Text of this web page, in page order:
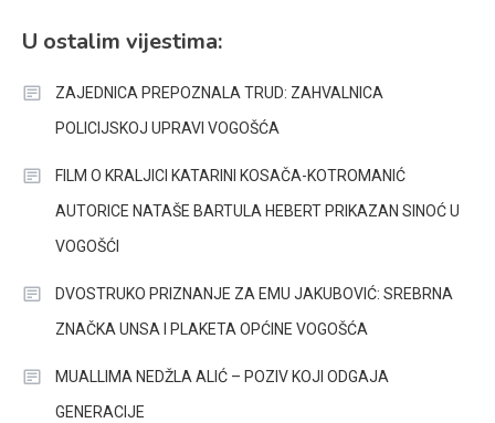
U ostalim vijestima:
ZAJEDNICA PREPOZNALA TRUD: ZAHVALNICA
POLICIJSKOJ UPRAVI VOGOŠĆA
FILM O KRALJICI KATARINI KOSAČA-KOTROMANIĆ
AUTORICE NATAŠE BARTULA HEBERT PRIKAZAN SINOĆ U
VOGOŠĆI
DVOSTRUKO PRIZNANJE ZA EMU JAKUBOVIĆ: SREBRNA
ZNAČKA UNSA I PLAKETA OPĆINE VOGOŠĆA
MUALLIMA NEDŽLA ALIĆ – POZIV KOJI ODGAJA
GENERACIJE